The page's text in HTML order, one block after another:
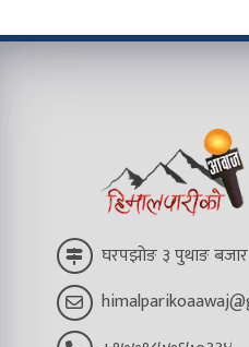
घरपझोङ ३ पुथाङ बजार